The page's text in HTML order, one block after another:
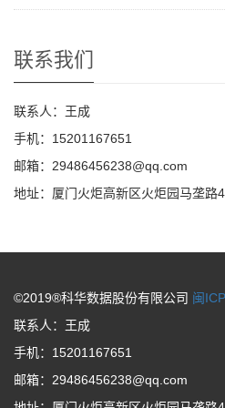
联系我们
联系人：王成
手机：15201167651
邮箱：29486456238@qq.com
地址：厦门火炬高新区火炬园马垄路
©2019®科华数据股份有限公司 闽
联系人：王成
手机：15201167651
邮箱：29486456238@qq.com